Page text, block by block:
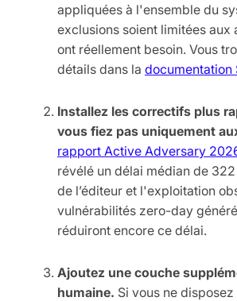
appliquées à l'ensemble du
exclusions soient limitées aux
ont réellement besoin. Vous
détails dans la documentation
Installez les correctifs plus
vous fiez pas uniquement
rapport Active Adversary
révélé un délai médian de
de l’éditeur et l'exploitation
vulnérabilités zero-day
réduiront encore ce délai.
Ajoutez une couche
humaine. Si vous ne